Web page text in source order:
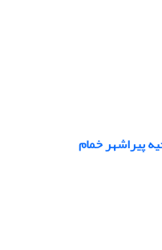
پیراشهر خمام